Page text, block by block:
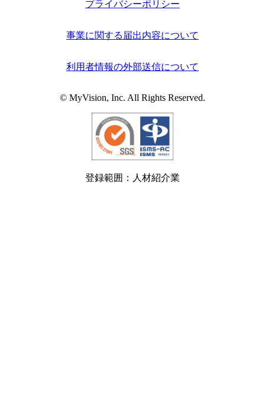
プライバシーポリシー
事業に関する届出内容について
利用者情報の外部送信について
© MyVision, Inc. All Rights Reserved.
登録範囲：人材紹介業